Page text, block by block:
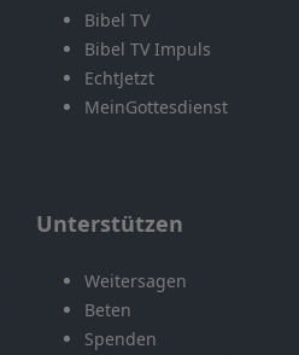
Bibel TV
Bibel TV Impuls
EchtJetzt
MeinGottesdienst
Unterstützen
Weitersagen
Beten
Spenden